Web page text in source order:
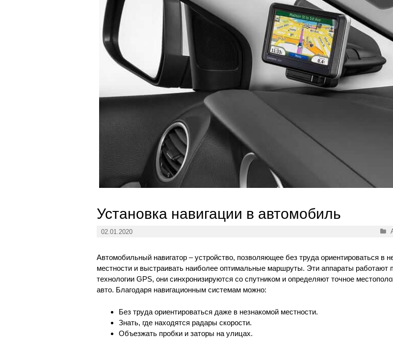
Установка навигации в автомобиль
02.01.2020
Автомобильный навигатор – устройство, позволяющее без труда ориентироваться в
местности и выстраивать наиболее оптимальные маршруты. Эти аппараты работают
технологии GPS, они синхронизируются со спутником и определяют точное
авто. Благодаря навигационным системам можно:
Без труда ориентироваться даже в незнакомой местности.
Знать, где находятся радары скорости.
Объезжать пробки и заторы на улицах.